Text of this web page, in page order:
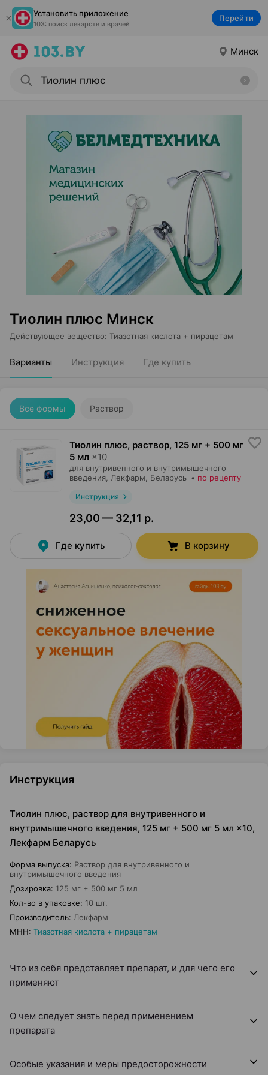
Установить приложение
103: поиск лекарств и врачей
Перейти
Минск
Тиолин плюс Минск
Действующее вещество: Тиазотная кислота + пирацетам
Варианты Инструкция Где купить
Все формы Раствор
Тиолин плюс, раствор, 125 мг + 500 мг
5 мл ×10
для внутривенного и внутримышечного
введения, Лекфарм , Беларусь • по рецепту
Инструкция
23,00 — 32,11 р.
Где купить В корзину
Инструкция
Тиолин плюс, раствор для внутривенного и
внутримышечного введения, 125 мг + 500 мг 5 мл ×10,
Лекфарм Беларусь
Форма выпуска: Раствор для внутривенного и
внутримышечного введения
Дозировка: 125 мг + 500 мг 5 мл
Кол-во в упаковке: 10 шт.
Производитель: Лекфарм
МНН: Тиазотная кислота + пирацетам
Что из себя представляет препарат, и для чего его
применяют
О чем следует знать перед применением
препарата
Особые указания и меры предосторожности